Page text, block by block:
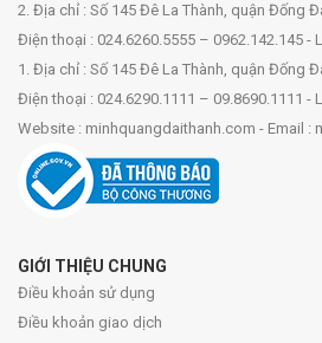
2. Địa chỉ : Số 145 Đê La Thành, quận Đống
Điện thoại : 024.6260.5555 – 0962.142.145 -
1. Địa chỉ : Số 145 Đê La Thành, quận Đống
Điện thoại : 024.6290.1111 – 09.8690.1111 -
Website : minhquangdaithanh.com - Email :
GIỚI THIỆU CHUNG
Điều khoản sử dụng
Điều khoản giao dịch